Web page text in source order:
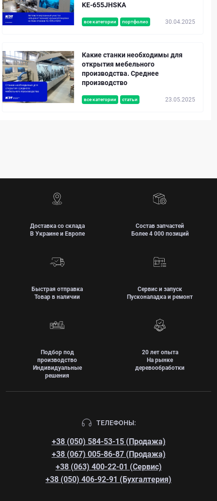
все категории портфолио 30.04.2025
KE-655JHSKA
все категории статьи 23.05.2025
Какие станки необходимы для
открытия мебельного
производства. Среднее
производство
Доставка со склада
В Украине и Европе
Состав запчастей
Более 4 000 позиций
Быстрая отправка
Товар в наличии
Сервис и запуск
Пусконаладка и ремонт
Подбор под
производство
Индивидуальные
решения
20 лет опыта
На рынке
деревообработки
ТЕЛЕФОНЫ:
+38 (050) 584-53-15 (Продажа)
+38 (067) 005-86-87 (Продажа)
+38 (063) 400-22-01 (Сервис)
+38 (050) 406-92-91 (Бухгалтерия)